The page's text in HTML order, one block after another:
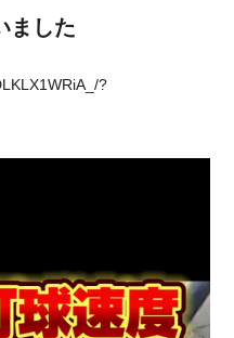
ました
?